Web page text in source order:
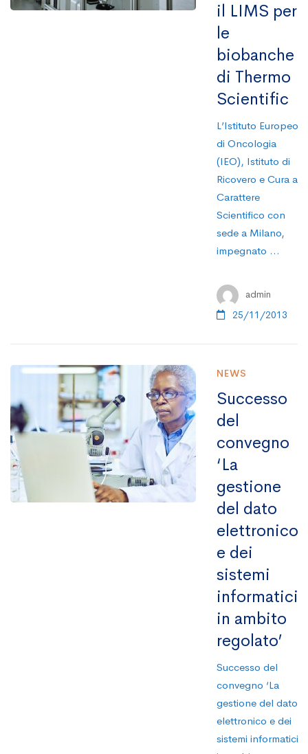
il LIMS per
le
biobanche
di Thermo
Scientific
L’Istituto Europeo
di Oncologia
(IEO), Istituto di
Ricovero e Cura a
Carattere
Scientifico con
sede a Milano,
impegnato …
admin
25/11/2013
NEWS
Successo
del
convegno
‘La
gestione
del dato
elettronico
e dei
sistemi
informatici
in ambito
regolato’
Successo del
convegno ‘La
gestione del dato
elettronico e dei
sistemi informatici